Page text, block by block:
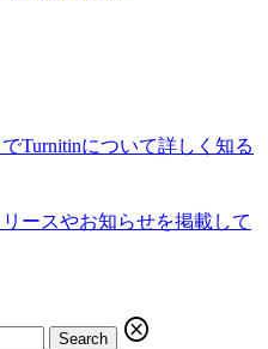
Turnitinについて詳しく知る
ースやお知らせを掲載して
Search
cancel